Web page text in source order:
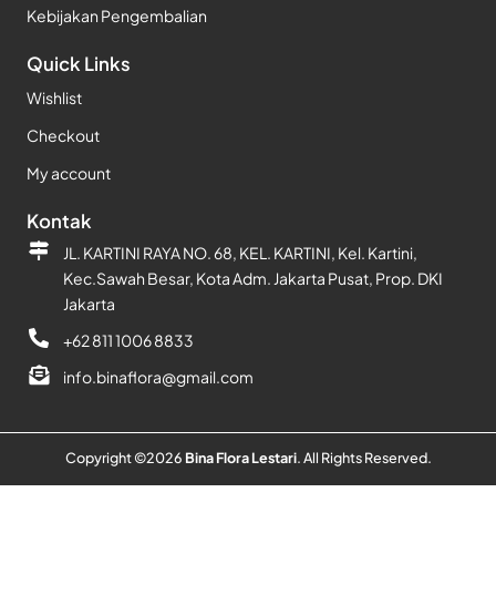
Kebijakan Pengembalian
Quick Links
Wishlist
Checkout
My account
Kontak
JL. KARTINI RAYA NO. 68, KEL. KARTINI, Kel. Kartini,
Kec.Sawah Besar, Kota Adm. Jakarta Pusat, Prop. DKI
Jakarta
+62 811 1006 8833
info.binaflora@gmail.com
Copyright ©2026 Bina Flora Lestari. All Rights Reserved.